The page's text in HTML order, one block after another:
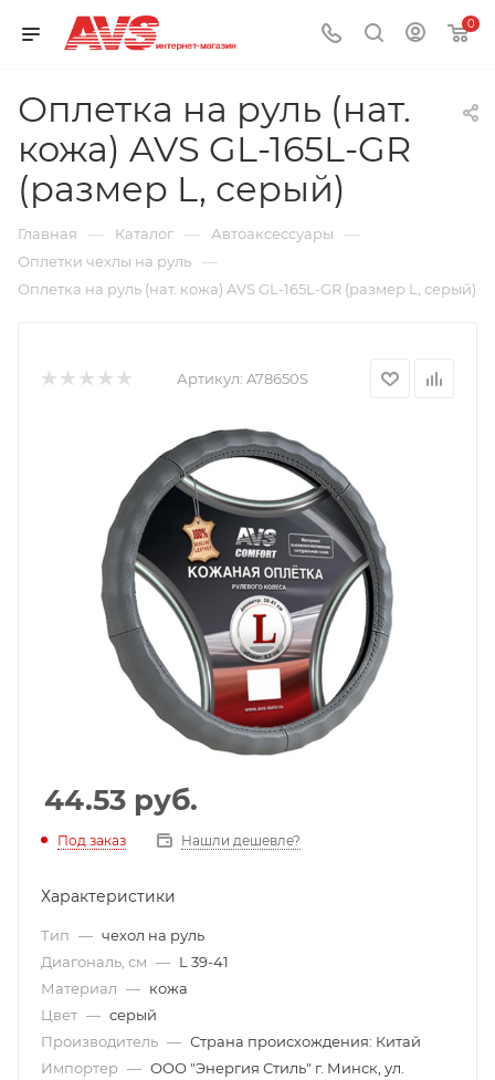
0
Оплетка на руль (нат.
кожа) AVS GL-165L-GR
(размер L, серый)
Главная — Каталог — Автоаксессуары —
Оплетки чехлы на руль —
Оплетка на руль (нат. кожа) AVS GL-165L-GR (размер L, серый)
Артикул: A78650S
44.53 руб.
Под заказ Нашли дешевле?
Характеристики
Тип — чехол на руль
Диагональ, см — L 39-41
Материал — кожа
Цвет — серый
Производитель — Страна происхождения: Китай
Импортер — ООО "Энергия Стиль" г. Минск, ул.